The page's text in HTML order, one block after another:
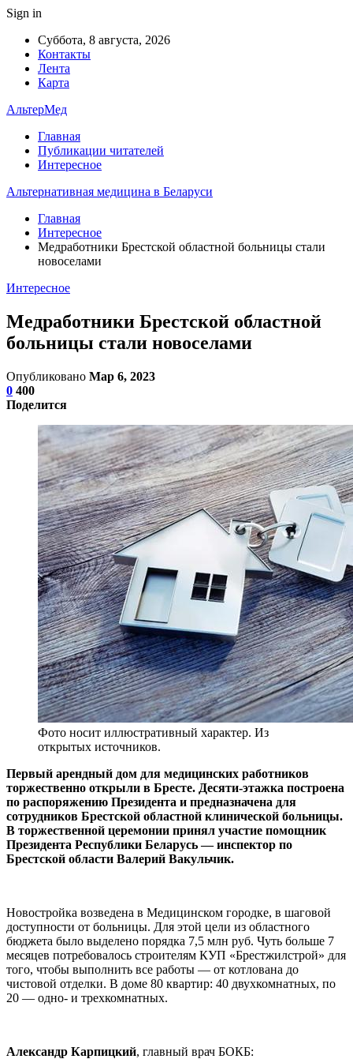
Sign in
Суббота, 8 августа, 2026
Контакты
Лента
Карта
АльтерМед
Главная
Публикации читателей
Интересное
Альтернативная медицина в Беларуси
Главная
Интересное
Медработники Брестской областной больницы стали
новоселами
Интересное
Медработники Брестской областной
больницы стали новоселами
Опубликовано Мар 6, 2023
0 400
Поделится
Фото носит иллюстративный характер. Из
открытых источников.
Первый арендный дом для медицинских работников
торжественно открыли в Бресте. Десяти-этажка построена
по распоряжению Президента и предназначена для
сотрудников Брестской областной клинической больницы.
В торжественной церемонии принял участие помощник
Президента Республики Беларусь — инспектор по
Брестской области Валерий Вакульчик.
Новостройка возведена в Медицинском городке, в шаговой
доступности от больницы. Для этой цели из областного
бюджета было выделено порядка 7,5 млн руб. Чуть больше 7
месяцев потребовалось строителям КУП «Брестжилстрой» для
того, чтобы выполнить все работы — от котлована до
чистовой отделки. В доме 80 квартир: 40 двухкомнатных, по
20 — одно- и трехкомнатных.
Александр Карпицкий, главный врач БОКБ: